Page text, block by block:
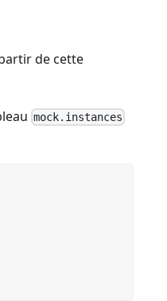
de cette
mock.instances